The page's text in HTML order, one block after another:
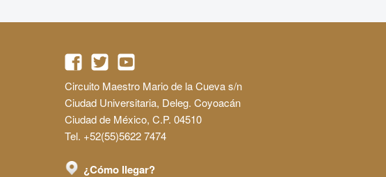
Circuito Maestro Mario de la Cueva s/n
Ciudad Universitaria, Deleg. Coyoacán
Ciudad de México, C.P. 04510
Tel. +52(55)5622 7474
¿Cómo llegar?